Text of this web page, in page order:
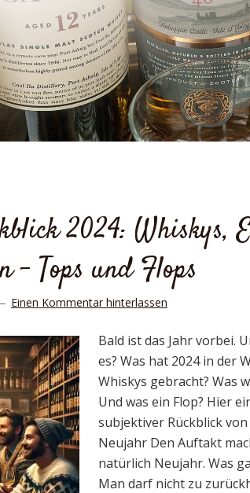
2024: Whiskys,
– Tops und Flops
Einen Kommentar hinterlassen
Bald ist das Jahr vorbei.
es? Was hat 2024 in der
Whiskys gebracht? Was
Und was ein Flop? Hier
subjektiver Rückblick von
Neujahr Den Auftakt
natürlich Neujahr. Was
Man darf nicht zu